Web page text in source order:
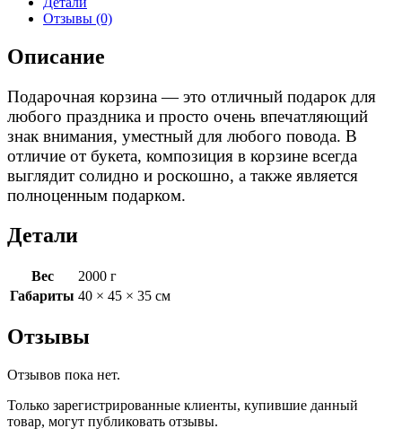
Отзывы (0)
Описание
Подарочная корзина — это отличный подарок для
любого праздника и просто очень впечатляющий
знак внимания, уместный для любого повода. В
отличие от букета, композиция в корзине всегда
выглядит солидно и роскошно, а также является
полноценным подарком.
Детали
Вес
2000 г
Габариты 40 × 45 × 35 см
Отзывы
Отзывов пока нет.
Только зарегистрированные клиенты, купившие данный
товар, могут публиковать отзывы.